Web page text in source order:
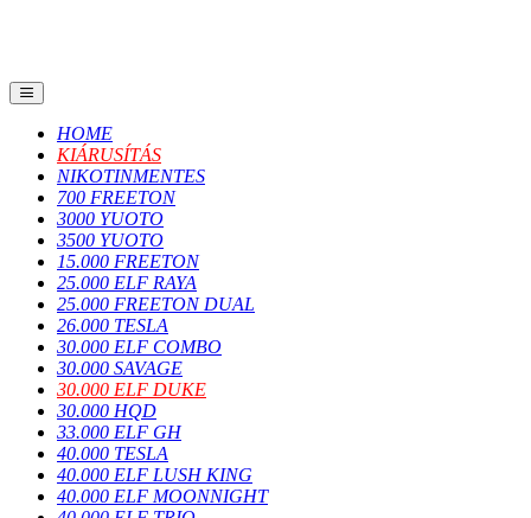
HOME
KIÁRUSÍTÁS
NIKOTINMENTES
700 FREETON
3000 YUOTO
3500 YUOTO
15.000 FREETON
25.000 ELF RAYA
25.000 FREETON DUAL
26.000 TESLA
30.000 ELF COMBO
30.000 SAVAGE
30.000 ELF DUKE
30.000 HQD
33.000 ELF GH
40.000 TESLA
40.000 ELF LUSH KING
40.000 ELF MOONNIGHT